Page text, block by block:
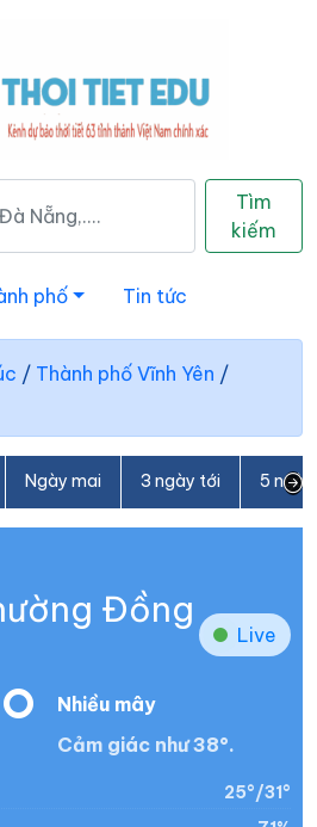
Tìm
kiếm
phố Tin tức
/ Thành phố Vĩnh Yên /
Ngày mai 3 ngày tới 5
Đồng
Live
Nhiều mây
Cảm giác như 38°.
25°/31°